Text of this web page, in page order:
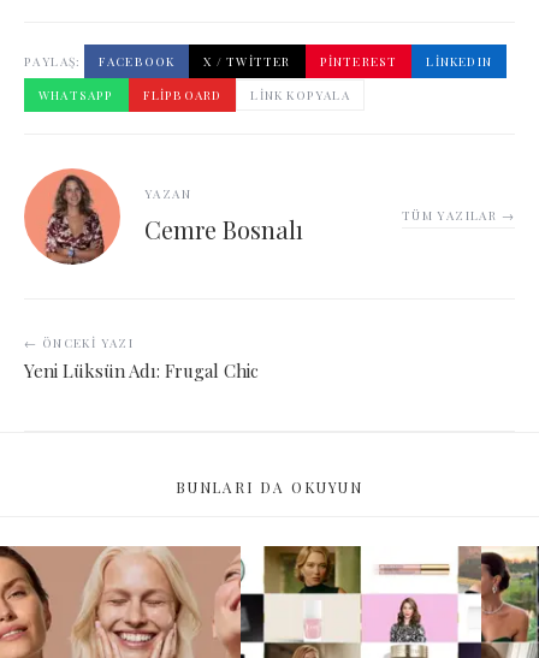
PAYLAŞ: FACEBOOK X / TWITTER PINTEREST
LINKEDIN
WHATSAPP
FLIPBOARD LINK KOPYALA
YAZAN
Cemre Bosnalı TÜM YAZILAR →
← ÖNCEKI YAZI
Yeni Lüksün Adı: Frugal Chic
BUNLARI DA OKUYUN